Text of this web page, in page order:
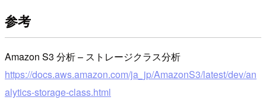
参考
Amazon S3 分析 – ストレージクラス分析
https://docs.aws.amazon.com/ja_jp/AmazonS3/latest/dev/an
alytics-storage-class.html